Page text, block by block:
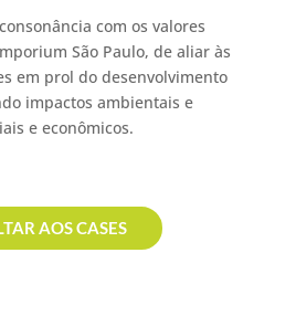
com os valores
São Paulo, de aliar às
em prol do desenvolvimento
impactos ambientais e
e econômicos.
AOS CASES